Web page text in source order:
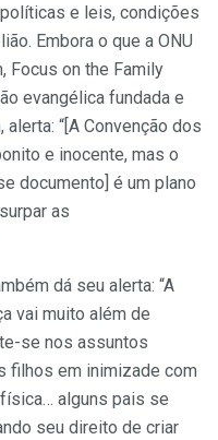
e leis, condições
Embora o que a ONU
Focus on the Family
evangélica fundada e
“[A Convenção dos
e inocente, mas o
documento] é um plano
as
dá seu alerta: “A
vai muito além de
se nos assuntos
filhos em inimizade com
alguns pais se
seu direito de criar